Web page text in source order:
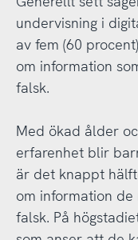
undervisning i
av fem (60
om information
falsk.
Med ökad ålder
erfarenhet blir
är det knappt
om information
falsk. På